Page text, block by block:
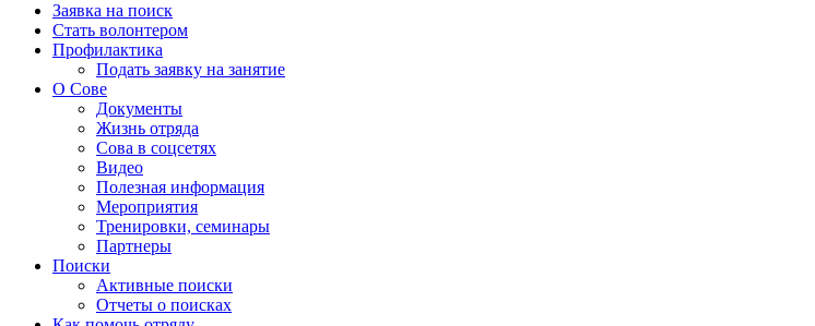
Заявка на поиск
Стать волонтером
Профилактика
Подать заявку на занятие
О Сове
Документы
Жизнь отряда
Сова в соцсетях
Видео
Полезная информация
Мероприятия
Тренировки, семинары
Партнеры
Поиски
Активные поиски
Отчеты о поисках